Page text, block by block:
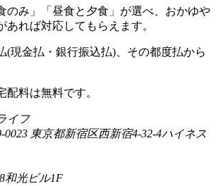
のみ」「昼食と夕食」が選べ、おかゆや
あれば対応してもらえます。
(現金払・銀行振込払)、その都度払から
配料は無料です。
イフ
0023 東京都新宿区西新宿4-32-4ハイネス
和光ビル1F